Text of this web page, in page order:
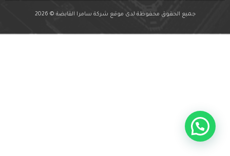
جميع الحقوق محفوظة لدى موقع شركة سامرا القابضة © 2026